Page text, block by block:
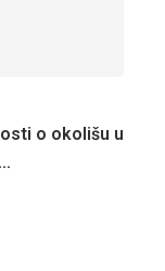
o okolišu u